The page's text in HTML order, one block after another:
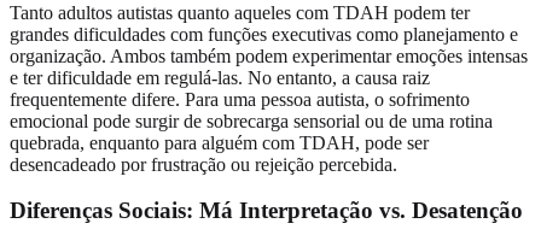
Tanto adultos autistas quanto aqueles com TDAH podem ter
grandes dificuldades com funções executivas como planejamento e
organização. Ambos também podem experimentar emoções intensas
e ter dificuldade em regulá-las. No entanto, a causa raiz
frequentemente difere. Para uma pessoa autista, o sofrimento
emocional pode surgir de sobrecarga sensorial ou de uma rotina
quebrada, enquanto para alguém com TDAH, pode ser
desencadeado por frustração ou rejeição percebida.
Diferenças Sociais: Má Interpretação vs. Desatenção